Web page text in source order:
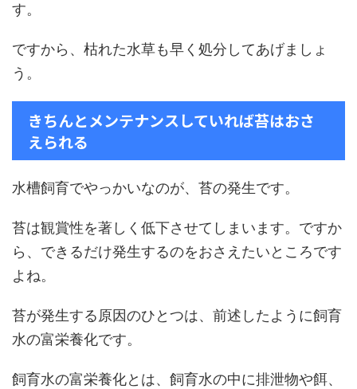
す。
ですから、枯れた水草も早く処分してあげましょ
う。
きちんとメンテナンスしていれば苔はおさ
えられる
水槽飼育でやっかいなのが、苔の発生です。
苔は観賞性を著しく低下させてしまいます。ですか
ら、できるだけ発生するのをおさえたいところです
よね。
苔が発生する原因のひとつは、前述したように飼育
水の富栄養化です。
飼育水の富栄養化とは、飼育水の中に排泄物や餌、